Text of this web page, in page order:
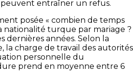
entraîner un refus.
posée « combien de temps
nationalité turque par mariage ?
dernières années. Selon la
la charge de travail des autorités
personnelle du
prend en moyenne entre 6